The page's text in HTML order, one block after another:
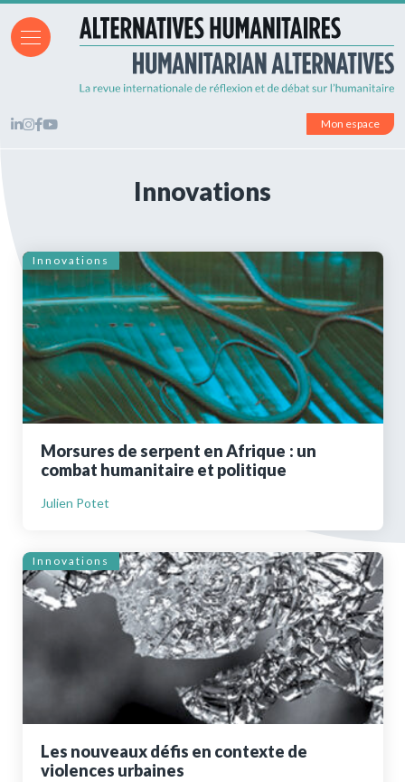
Mon espace
Innovations
Innovations
Morsures de serpent en Afrique : un
combat humanitaire et politique
Julien Potet
Innovations
Les nouveaux défis en contexte de
violences urbaines